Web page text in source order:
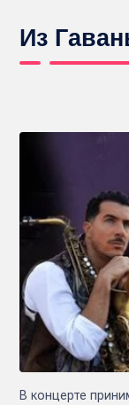
Из
В концерте